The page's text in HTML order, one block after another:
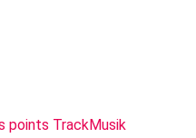
points TrackMusik